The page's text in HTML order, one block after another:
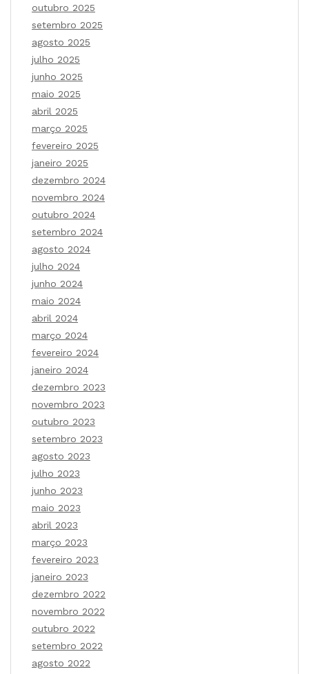
outubro 2025
setembro 2025
agosto 2025
julho 2025
junho 2025
maio 2025
abril 2025
março 2025
fevereiro 2025
janeiro 2025
dezembro 2024
novembro 2024
outubro 2024
setembro 2024
agosto 2024
julho 2024
junho 2024
maio 2024
abril 2024
março 2024
fevereiro 2024
janeiro 2024
dezembro 2023
novembro 2023
outubro 2023
setembro 2023
agosto 2023
julho 2023
junho 2023
maio 2023
abril 2023
março 2023
fevereiro 2023
janeiro 2023
dezembro 2022
novembro 2022
outubro 2022
setembro 2022
agosto 2022